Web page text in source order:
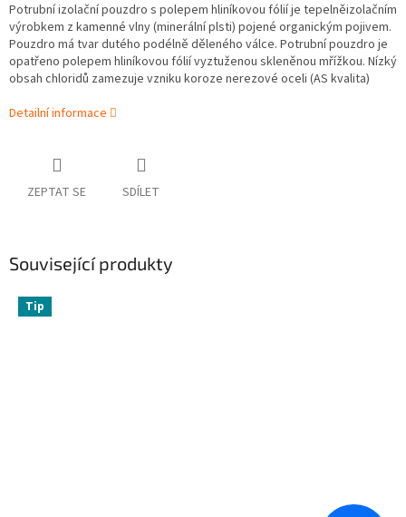
Potrubní izolační pouzdro s polepem hliníkovou fólií je tepelněizolačním
výrobkem z kamenné vlny (minerální plsti) pojené organickým pojivem.
Pouzdro má tvar dutého podélně děleného válce. Potrubní pouzdro je
opatřeno polepem hliníkovou fólií vyztuženou skleněnou mřížkou. Nízký
obsah chloridů zamezuje vzniku koroze nerezové oceli (AS kvalita)
Detailní informace
ZEPTAT SE SDÍLET
Související produkty
Tip